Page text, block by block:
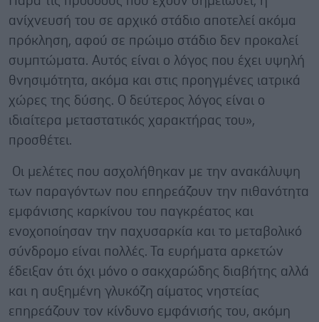
ανίχνευσή του σε αρχικό στάδιο αποτελεί ακόμα
πρόκληση, αφού σε πρώιμο στάδιο δεν προκαλεί
συμπτώματα. Αυτός είναι ο λόγος που έχει υψηλή
θνησιμότητα, ακόμα και στις προηγμένες ιατρικά
χώρες της δύσης. Ο δεύτερος λόγος είναι ο
ιδιαίτερα μεταστατικός χαρακτήρας του»,
προσθέτει.
Οι μελέτες που ασχολήθηκαν με την ανακάλυψη
των παραγόντων που επηρεάζουν την πιθανότητα
εμφάνισης καρκίνου του παγκρέατος και
ενοχοποίησαν την παχυσαρκία και το μεταβολικό
σύνδρομο είναι πολλές. Τα ευρήματα αρκετών
έδειξαν ότι όχι μόνο ο σακχαρώδης διαβήτης αλλά
και η αυξημένη γλυκόζη αίματος νηστείας
επηρεάζουν τον κίνδυνο εμφάνισής του, ακόμη